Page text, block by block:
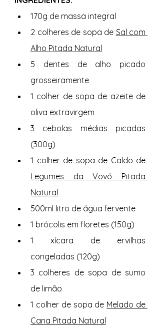
170g de massa integral
2 colheres de sopa de Sal com
Alho Pitada Natural
5 dentes de alho picado
grosseiramente
1 colher de sopa de azeite de
oliva extravirgem
3 cebolas médias picadas
(300g)
1 colher de sopa de Caldo de
Legumes da Vovó Pitada
Natural
500ml litro de água fervente
1 brócolis em floretes (150g)
1 xícara de ervilhas
congeladas (120g)
3 colheres de sopa de sumo
de limão
1 colher de sopa de Melado de
Cana Pitada Natural